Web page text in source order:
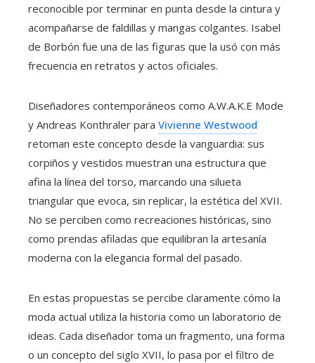
reconocible por terminar en punta desde la cintura y
acompañarse de faldillas y mangas colgantes. Isabel
de Borbón fue una de las figuras que la usó con más
frecuencia en retratos y actos oficiales.
Diseñadores contemporáneos como A.W.A.K.E Mode
y Andreas Konthraler para Vivienne Westwood
retoman este concepto desde la vanguardia: sus
corpiños y vestidos muestran una estructura que
afina la línea del torso, marcando una silueta
triangular que evoca, sin replicar, la estética del XVII.
No se perciben como recreaciones históricas, sino
como prendas afiladas que equilibran la artesanía
moderna con la elegancia formal del pasado.
En estas propuestas se percibe claramente cómo la
moda actual utiliza la historia como un laboratorio de
ideas. Cada diseñador toma un fragmento, una forma
o un concepto del siglo XVII, lo pasa por el filtro de